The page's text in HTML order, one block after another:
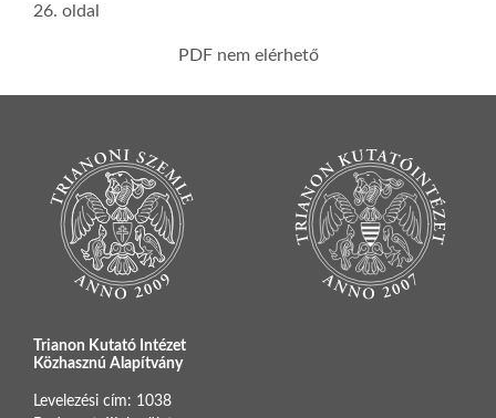
26. oldal
PDF nem elérhető
Trianon Kutató Intézet
Közhasznú Alapítvány
Levelezési cím: 1038